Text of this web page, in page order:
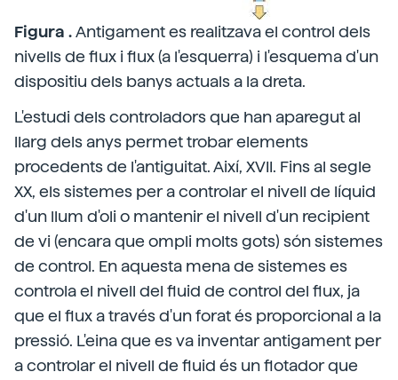
Figura .Antigament es realitzava el control dels
nivells de flux i flux (a l'esquerra) i l'esquema d'un
dispositiu dels banys actuals a la dreta.
L'estudi dels controladors que han aparegut al
llarg dels anys permet trobar elements
procedents de l'antiguitat. Així, XVII. Fins al segle
XX, els sistemes per a controlar el nivell de líquid
d'un llum d'oli o mantenir el nivell d'un recipient
de vi (encara que ompli molts gots) són sistemes
de control. En aquesta mena de sistemes es
controla el nivell del fluid de control del flux, ja
que el flux a través d'un forat és proporcional a la
pressió. L'eina que es va inventar antigament per
a controlar el nivell de fluid és un flotador que